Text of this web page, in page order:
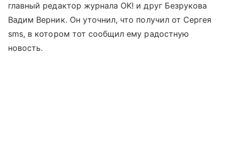
главный редактор журнала OK! и друг Безрукова
Вадим Верник. Он уточнил, что получил от Сергея
sms, в котором тот сообщил ему радостную
новость.